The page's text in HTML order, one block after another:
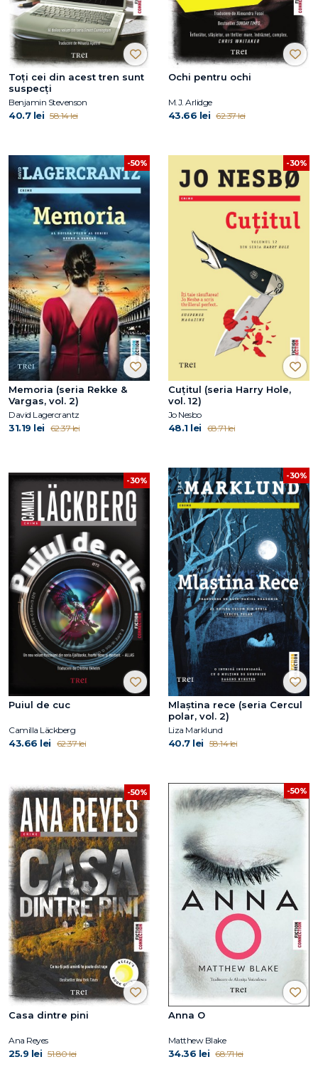
Toți cei din acest tren sunt
suspecți
Benjamin Stevenson
40.7 lei 58.14 lei
Ochi pentru ochi
M.J. Arlidge
43.66 lei 62.37 lei
-50%
Memoria (seria Rekke &
Vargas, vol. 2)
David Lagercrantz
31.19 lei 62.37 lei
-30%
Cuțitul (seria Harry Hole,
vol. 12)
Jo Nesbo
48.1 lei 68.71 lei
-30%
Puiul de cuc
Camilla Läckberg
43.66 lei 62.37 lei
-30%
Mlaștina rece (seria Cercul
polar, vol. 2)
Liza Marklund
40.7 lei 58.14 lei
-50%
Casa dintre pini
Ana Reyes
25.9 lei 51.80 lei
-50%
Anna O
Matthew Blake
34.36 lei 68.71 lei